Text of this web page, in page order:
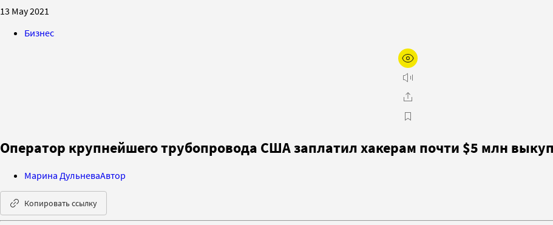
13 May 2021
Бизнес
Оператор крупнейшего трубопровода США заплатил хакерам почти $5 млн
Марина ДульневаАвтор
Копировать ссылку